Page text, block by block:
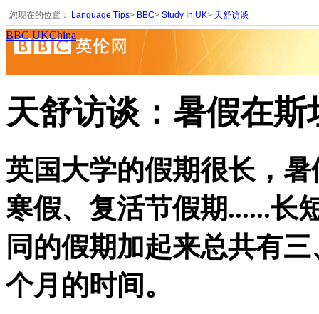
您现在的位置： Language Tips> BBC> Study In UK> 天舒访谈
BBC UKChina
天舒访谈：暑假在
英国大学的假期很长，暑
寒假、复活节假期......长
同的假期加起来总共有三
个月的时间。